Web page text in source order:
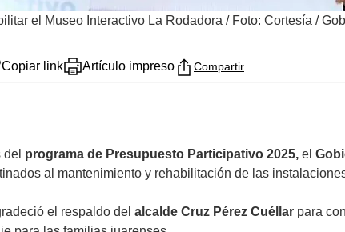
el Museo Interactivo La Rodadora / Foto: Cortesía /
Copiar link Artículo impreso Compartir
programa de Presupuesto Participativo 2025, el
al mantenimiento y rehabilitación de las
el respaldo del alcalde Cruz Pérez Cuéllar para